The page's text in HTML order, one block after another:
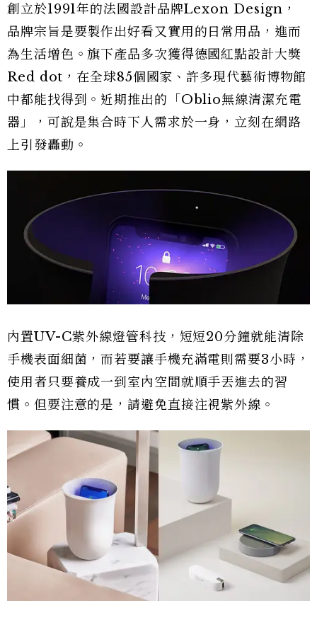
創立於1991年的法國設計品牌Lexon Design，
品牌宗旨是要製作出好看又實用的日常用品，進而
為生活增色。旗下產品多次獲得德國紅點設計大獎
Red dot，在全球85個國家、許多現代藝術博物館
中都能找得到。近期推出的「Oblio無線清潔充電
器」，可說是集合時下人需求於一身，立刻在網路
上引發轟動。
內置UV-C紫外線燈管科技，短短20分鐘就能清除
手機表面細菌，而若要讓手機充滿電則需要3小時，
使用者只要養成一到室內空間就順手丟進去的習
慣。但要注意的是，請避免直接注視紫外線。